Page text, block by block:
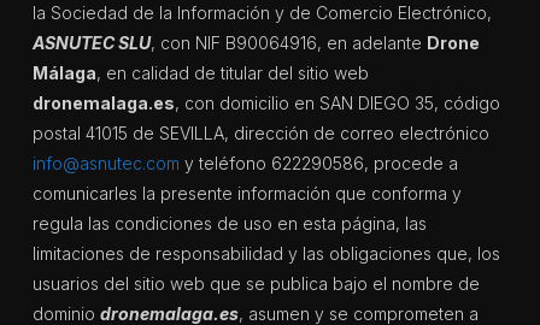
la Sociedad de la Información y de Comercio Electrónico,
ASNUTEC SLU, con NIF B90064916, en adelante Drone
Málaga, en calidad de titular del sitio web
dronemalaga.es, con domicilio en SAN DIEGO 35, código
postal 41015 de SEVILLA, dirección de correo electrónico
info@asnutec.com y teléfono 622290586, procede a
comunicarles la presente información que conforma y
regula las condiciones de uso en esta página, las
limitaciones de responsabilidad y las obligaciones que, los
usuarios del sitio web que se publica bajo el nombre de
dominio dronemalaga.es, asumen y se comprometen a